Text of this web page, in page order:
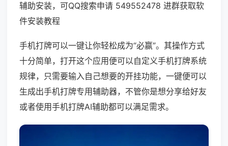
辅助安装，可QQ搜索申请 549552478 进群获取软
件安装教程
手机打牌可以一键让你轻松成为“必赢”。其操作方式
十分简单，打开这个应用便可以自定义手机打牌系统
规律，只需要输入自己想要的开挂功能，一键便可以
生成出手机打牌专用辅助器，不管你是想分享给好友
或者使用手机打牌AI辅助都可以满足需求。